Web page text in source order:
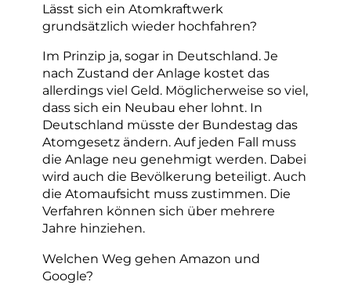
Lässt sich ein Atomkraftwerk
grundsätzlich wieder hochfahren?
Im Prinzip ja, sogar in Deutschland. Je
nach Zustand der Anlage kostet das
allerdings viel Geld. Möglicherweise so viel,
dass sich ein Neubau eher lohnt. In
Deutschland müsste der Bundestag das
Atomgesetz ändern. Auf jeden Fall muss
die Anlage neu genehmigt werden. Dabei
wird auch die Bevölkerung beteiligt. Auch
die Atomaufsicht muss zustimmen. Die
Verfahren können sich über mehrere
Jahre hinziehen.
Welchen Weg gehen Amazon und
Google?